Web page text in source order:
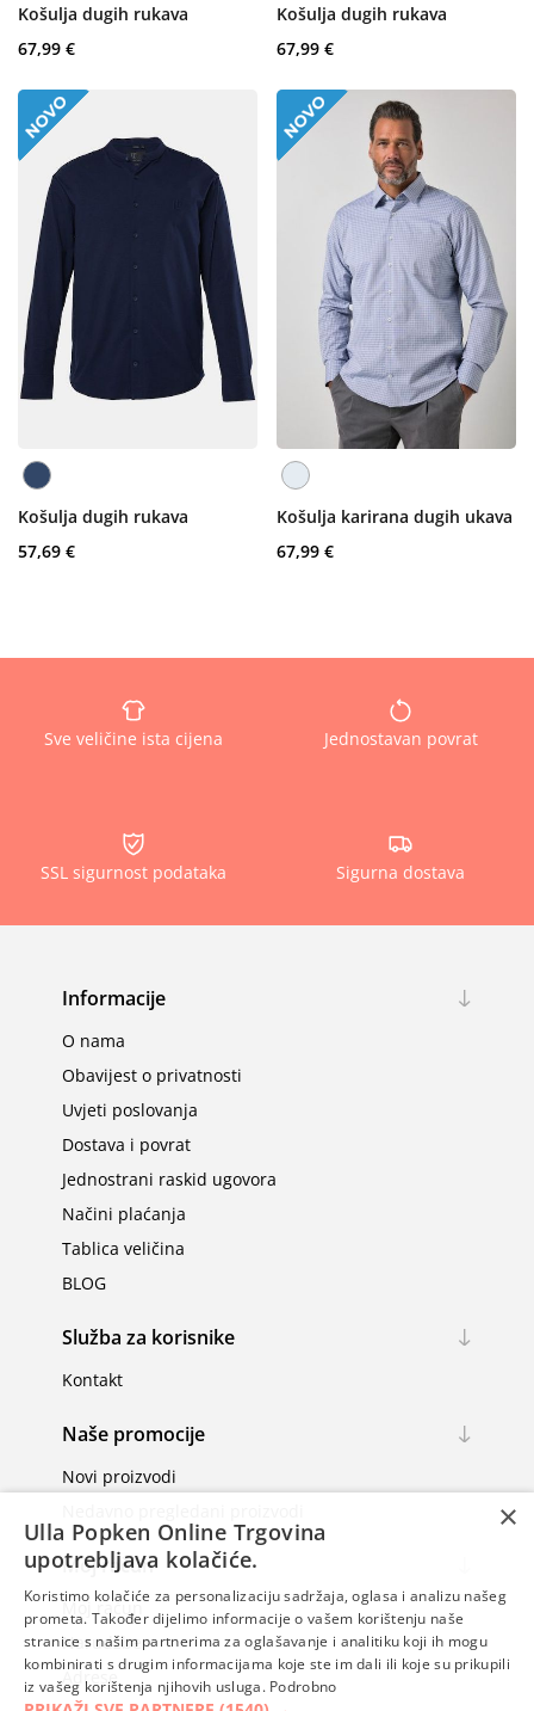
Košulja dugih rukava
67,99 €
Košulja dugih rukava
67,99 €
Košulja dugih rukava
57,69 €
Košulja karirana dugih ukava
67,99 €
Sve veličine ista cijena Jednostavan povrat
SSL sigurnost podataka Sigurna dostava
Informacije
O nama
Obavijest o privatnosti
Uvjeti poslovanja
Dostava i povrat
Jednostrani raskid ugovora
Načini plaćanja
Tablica veličina
BLOG
Služba za korisnike
Kontakt
Naše promocije
Novi proizvodi
Moj račun
Moj račun
Narudžbe
Adrese
×
Ulla Popken Online Trgovina
upotrebljava kolačiće.
Koristimo kolačiće za personalizaciju sadržaja, oglasa i analizu našeg
prometa. Također dijelimo informacije o vašem korištenju naše
stranice s našim partnerima za oglašavanje i analitiku koji ih mogu
kombinirati s drugim informacijama koje ste im dali ili koje su prikupili
iz vašeg korištenja njihovih usluga. Podrobno